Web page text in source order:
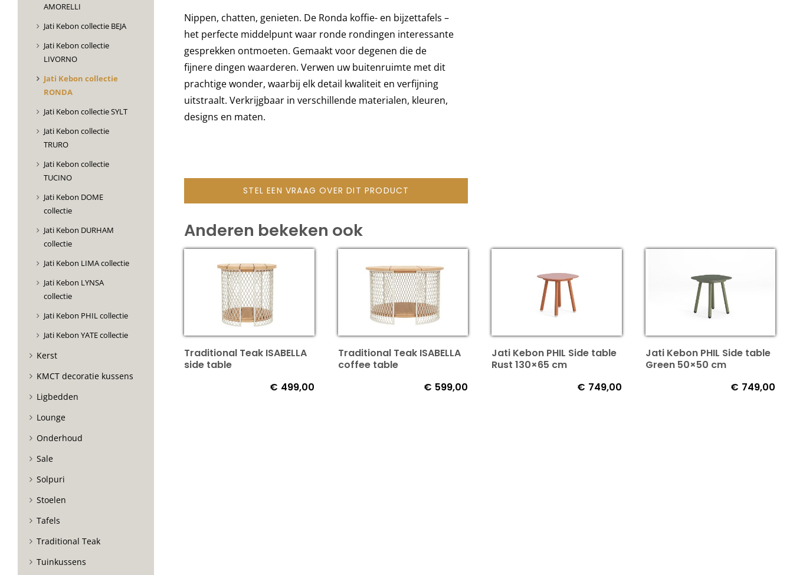
Nippen, chatten, genieten. De Ronda koffie- en bijzettafels –
het perfecte middelpunt waar ronde rondingen interessante
gesprekken ontmoeten. Gemaakt voor degenen die de
fijnere dingen waarderen. Verwen uw buitenruimte met dit
prachtige wonder, waarbij elk detail kwaliteit en verfijning
uitstraalt. Verkrijgbaar in verschillende materialen, kleuren,
designs en maten.
STEL EEN VRAAG OVER DIT PRODUCT
Anderen bekeken ook
Traditional Teak ISABELLA
side table
€ 499,00
Traditional Teak ISABELLA
coffee table
€ 599,00
Jati Kebon PHIL Side table
Rust 130×65 cm
€ 749,00
Jati Kebon PHIL Side table
Green 50×50 cm
€ 749,00
AMORELLI
Jati Kebon collectie BEJA
Jati Kebon collectie
LIVORNO
Jati Kebon collectie
RONDA
Jati Kebon collectie SYLT
Jati Kebon collectie
TRURO
Jati Kebon collectie
TUCINO
Jati Kebon DOME
collectie
Jati Kebon DURHAM
collectie
Jati Kebon LIMA collectie
Jati Kebon LYNSA
collectie
Jati Kebon PHIL collectie
Jati Kebon YATE collectie
Kerst
KMCT decoratie kussens
Ligbedden
Lounge
Onderhoud
Sale
Solpuri
Stoelen
Tafels
Traditional Teak
Tuinkussens